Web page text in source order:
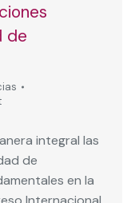
de
integral las
de
en la